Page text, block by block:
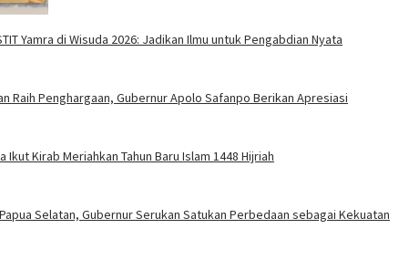
Yamra di Wisuda 2026: Jadikan Ilmu untuk Pengabdian Nyata
Raih Penghargaan, Gubernur Apolo Safanpo Berikan Apresiasi
Ikut Kirab Meriahkan Tahun Baru Islam 1448 Hijriah
Selatan, Gubernur Serukan Satukan Perbedaan sebagai Kekuatan